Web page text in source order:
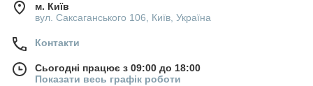
м. Київ
вул. Саксаганського 106, Київ, Україна
Контакти
Сьогодні працює з 09:00 до 18:00
Показати весь графік роботи